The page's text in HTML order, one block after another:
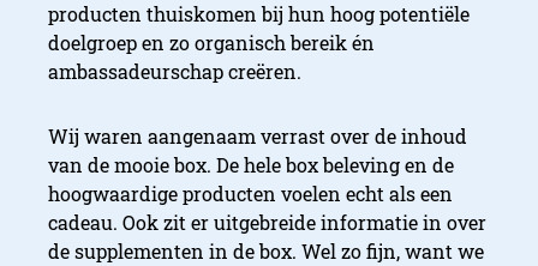
producten thuiskomen bij hun hoog potentiële
doelgroep en zo organisch bereik én
ambassadeurschap creëren.
Wij waren aangenaam verrast over de inhoud
van de mooie box. De hele box beleving en de
hoogwaardige producten voelen echt als een
cadeau. Ook zit er uitgebreide informatie in over
de supplementen in de box. Wel zo fijn, want we